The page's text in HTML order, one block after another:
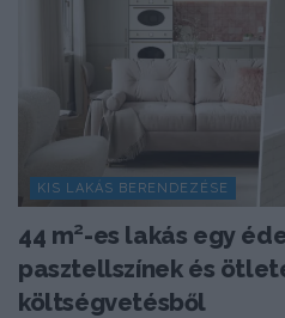
KIS LAKÁS BERENDEZÉSE
44 m²-es lakás egy
pasztellszínek és
költségvetésből